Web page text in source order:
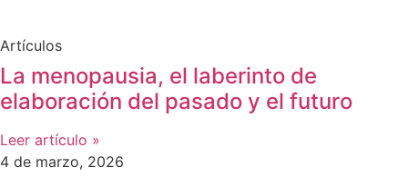
Artículos
La menopausia, el laberinto de
elaboración del pasado y el futuro
Leer artículo »
4 de marzo, 2026